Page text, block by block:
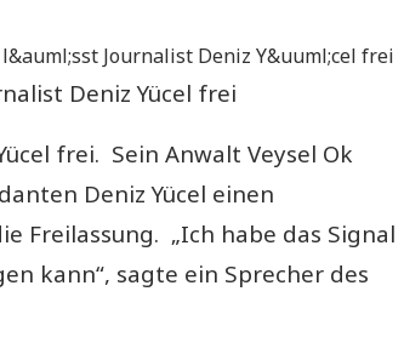
Deniz Yücel frei
frei. Sein Anwalt Veysel Ok
Deniz Yücel einen
Freilassung. „Ich habe das Signal
kann“, sagte ein Sprecher des